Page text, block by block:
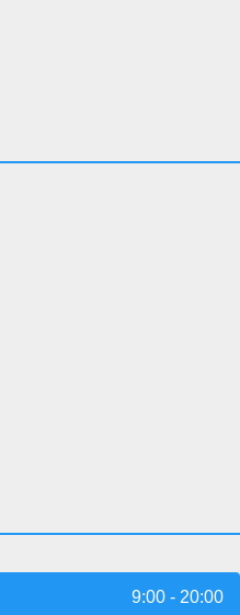
9:00 - 20:00